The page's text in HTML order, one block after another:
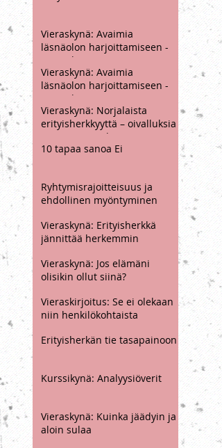
ulottuvuus
Erityisherkkä konfliktissa
Vieraskynä: Avaimia
läsnäolon harjoittamiseen -
ja sen haasteisiin, osa 2 / 2
Vieraskynä: Avaimia
läsnäolon harjoittamiseen -
ja sen haasteisiin, osa I / 2
Vieraskynä: Norjalaista
erityisherkkyyttä – oivalluksia
polulle
10 tapaa sanoa Ei
Ryhtymisrajoitteisuus ja
ehdollinen myöntyminen
Vieraskynä: Erityisherkkä
jännittää herkemmin
Vieraskynä: Jos elämäni
olisikin ollut siinä?
Vieraskirjoitus: Se ei olekaan
niin henkilökohtaista
Erityisherkän tie tasapainoon
Kurssikynä: Analyysiöverit